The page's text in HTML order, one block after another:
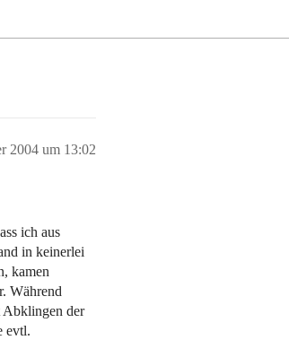
2004 um 13:02
ich aus
in keinerlei
kamen
Während
Abklingen der
evtl.